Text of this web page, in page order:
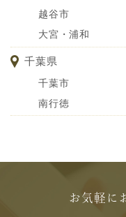
越谷市
大宮・浦和
千葉県
千葉市
南行徳
お気軽に